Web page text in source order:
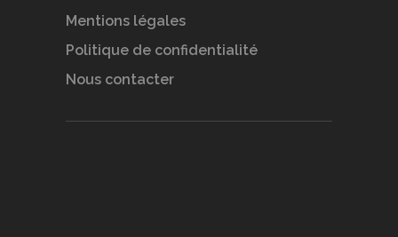
Mentions légales
Politique de confidentialité
Nous contacter